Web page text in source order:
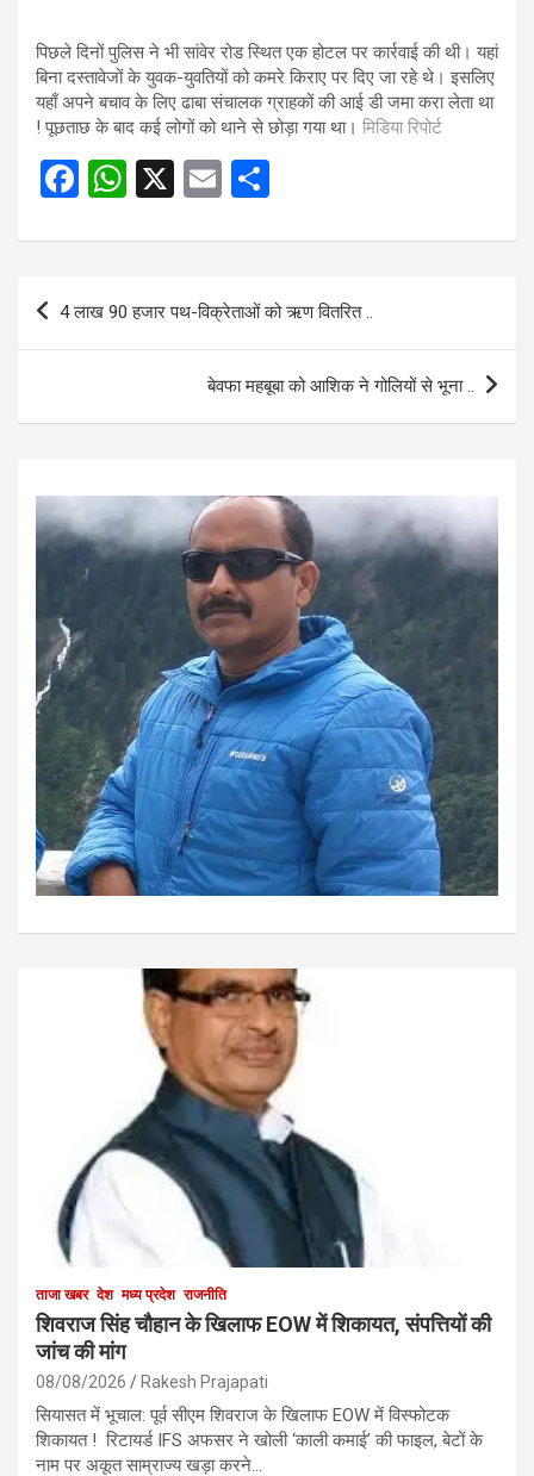
पिछले दिनों पुलिस ने भी सांवेर रोड स्थित एक होटल पर कार्रवाई की थी। यहां
बिना दस्तावेजों के युवक-युवतियों को कमरे किराए पर दिए जा रहे थे। इसलिए
यहाँ अपने बचाव के लिए ढाबा संचालक ग्राहकों की आई डी जमा करा लेता था
! पूछताछ के बाद कई लोगों को थाने से छोड़ा गया था। मिडिया रिपोर्ट
F
ce
o
W
at
A
X
E
ail ar
e
Post
4 लाख 90 हजार पथ-विक्रेताओं को ऋण वितरित ..
बेवफा महबूबा को आशिक ने गोलियों से भूना ..
ताजा खबर देश मध्य प्रदेश राजनीति
शिवराज सिंह चौहान के खिलाफ EOW में शिकायत, संपत्तियों की
जांच की मांग
08/08/2026 Rakesh Prajapati
सियासत में भूचाल: पूर्व सीएम शिवराज के खिलाफ EOW में विस्फोटक
शिकायत ! रिटायर्ड IFS अफसर ने खोली ‘काली कमाई’ की फाइल, बेटों के
नाम पर अकूत साम्राज्य खड़ा करने…